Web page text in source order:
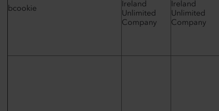
bcookie
Ireland
Unlimited
Company
Ireland
Unlimited
Company